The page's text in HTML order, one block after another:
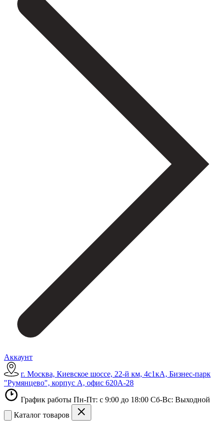
Аккаунт
г. Москва, Киевское шоссе, 22-й км, 4с1кА, Бизнес-парк
"Румянцево", корпус А, офис 620А-28
График работы Пн-Пт: с 9:00 до 18:00 Сб-Вс: Выходной
Каталог товаров